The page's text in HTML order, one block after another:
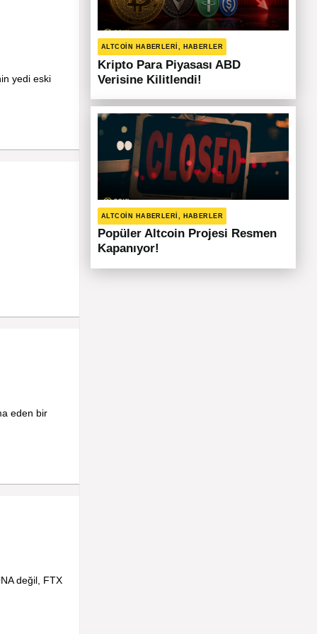
yedi eski
eden bir
değil, FTX
ALTCOIN HABERLERI, HABERLER
Kripto Para Piyasası ABD
Verisine Kilitlendi!
ALTCOIN HABERLERI, HABERLER
Popüler Altcoin Projesi Resmen
Kapanıyor!